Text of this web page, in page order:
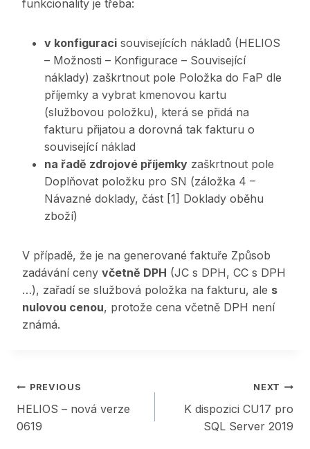
funkcionality je třeba:
v konfiguraci souvisejících nákladů (HELIOS
– Možnosti – Konfigurace – Související
náklady) zaškrtnout pole Položka do FaP dle
příjemky a vybrat kmenovou kartu
(službovou položku), která se přidá na
fakturu přijatou a dorovná tak fakturu o
související náklad
na řadě zdrojové příjemky zaškrtnout pole
Doplňovat položku pro SN (záložka 4 –
Návazné doklady, část [1] Doklady oběhu
zboží)
V případě, že je na generované faktuře Způsob
zadávání ceny včetně DPH (JC s DPH, CC s DPH
…), zařadí se službová položka na fakturu, ale s
nulovou cenou, protože cena včetně DPH není
známá.
Post
navigation
PREVIOUS
HELIOS – nová verze
0619
NEXT
K dispozici CU17 pro
SQL Server 2019